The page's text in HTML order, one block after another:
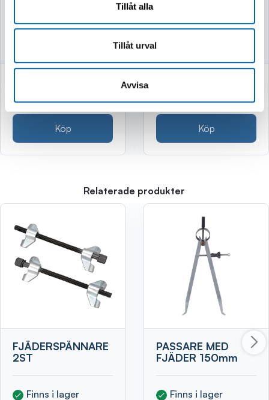
Tillåt alla
Tillåt urval
Avvisa
Köp Köp
Relaterade produkter
FJÄDERSPÄNNARE
2ST
Finns i lager
PASSARE MED
FJÄDER 150mm
Finns i lager